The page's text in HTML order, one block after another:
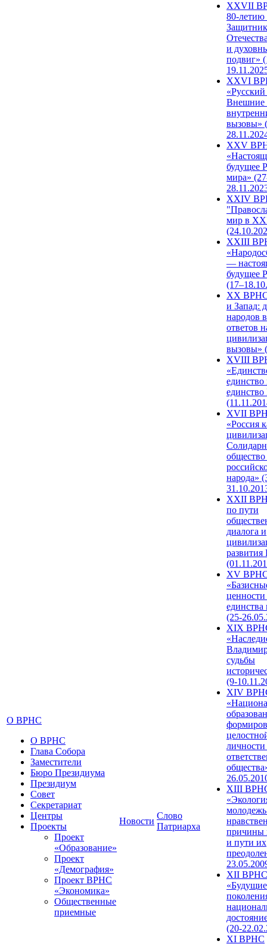
О ВРНС
О ВРНС
Глава Собора
Заместители
Бюро Президиума
Президиум
Совет
Секретариат
Центры
Проекты
Проект
«Образование»
Проект
«Демография»
Проект ВРНС
«Экономика»
Общественные
приемные
Новости
Слово
Патриарха
ХХVII
80-
и
подвиг»
XXVI
Внешние
вызовы»
XXV
будущее
мира»
XXIV
мир в
XXIII
—
будущее
XX ВРНС
и Запад:
народов
ответов
вызовы»
XVIII
единство
единство
XVII
«Россия
народа»
XXII
по пути
диалога и
развития
XV
единства
(25-
XIX
судьбы
(9-
XIV
XIII
причины
и пути их
XII ВРНС
«Будущие
(20-
XI ВРНС